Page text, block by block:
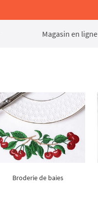
Magasin en ligne
Broderie de baies